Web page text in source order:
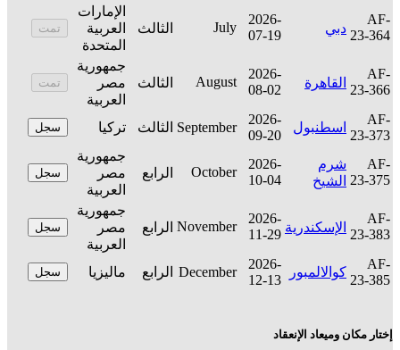
AF-
23-364 دبي
2026-
07-19
July الثالث
الإمارات
العربية
المتحدة
تمت
AF-
23-366 القاهرة
2026-
08-02
August الثالث
جمهورية
مصر
العربية
تمت
AF-
23-373
اسطنبول
2026-
09-20
September الثالث تركيا سجل
AF-
23-375
شرم
الشيخ
2026-
10-04
October الرابع
جمهورية
مصر
العربية
سجل
AF-
23-383 الإسكندرية
2026-
11-29
November الرابع
جمهورية
مصر
العربية
سجل
AF-
23-385
كوالالمبور
2026-
12-13
December الرابع ماليزيا سجل
إختار مكان وميعاد الإنعقاد